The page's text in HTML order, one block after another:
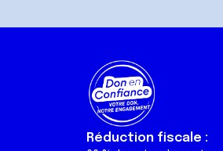
Réduction fiscale :